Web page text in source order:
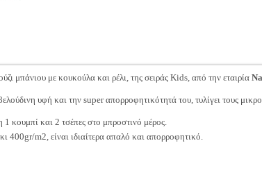
μπάνιου με κουκούλα και ρέλι, της σειράς Kids, από την εταιρία
υφή και την super απορροφητικότητά του, τυλίγει τους
1 κουμπί και 2 τσέπες στο μπροστινό μέρος.
400gr/m2, είναι ιδιαίτερα απαλό και απορροφητικό.